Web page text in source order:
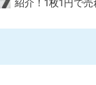
紹介！1枚1円で売